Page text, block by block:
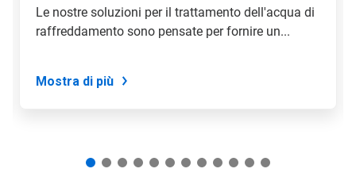
puntini
Le nostre soluzioni per il trattamento dell'acqua di
raffreddamento sono pensate per fornire un...
Mostra di più